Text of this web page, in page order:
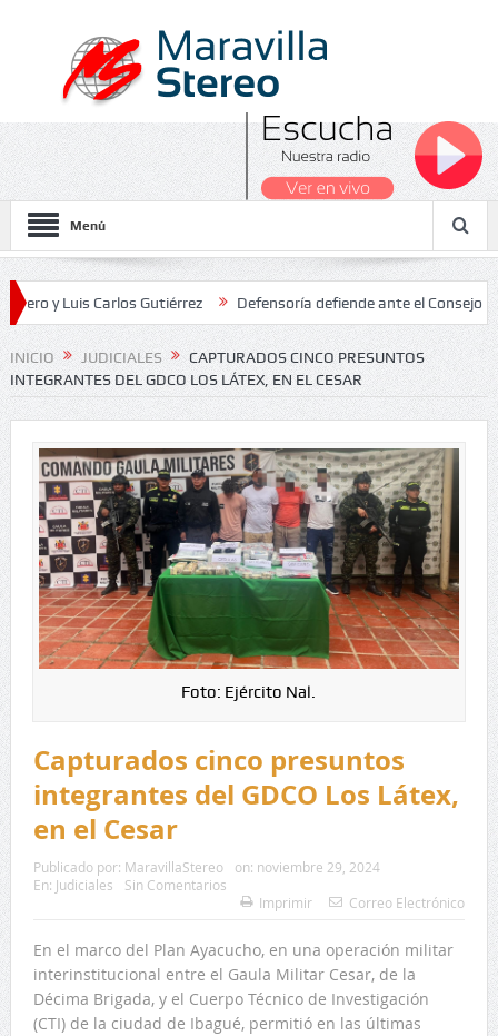
Menú
Carlos Gutiérrez Defensoría defiende ante el Consejo de
2026
INICIO JUDICIALES
CAPTURADOS CINCO PRESUNTOS
INTEGRANTES DEL GDCO LOS LÁTEX, EN EL CESAR
Foto: Ejército Nal.
Capturados cinco presuntos
integrantes del GDCO Los Látex,
en el Cesar
Publicado por: MaravillaStereo on: noviembre 29, 2024
En: Judiciales
Sin Comentarios
Imprimir
Correo Electrónico
En el marco del Plan Ayacucho, en una operación militar
interinstitucional entre el Gaula Militar Cesar, de la
Décima Brigada, y el Cuerpo Técnico de Investigación
(CTI) de la ciudad de Ibagué, permitió en las últimas